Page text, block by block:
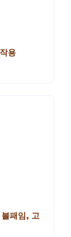
용
패임, 고